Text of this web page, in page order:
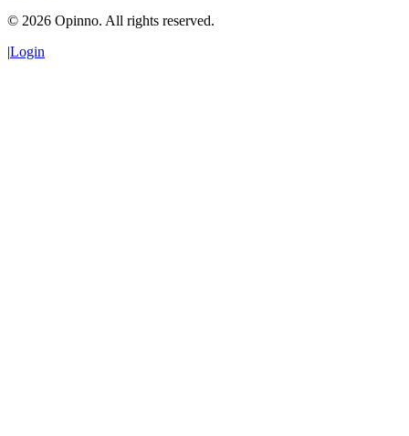
© 2026 Opinno. All rights reserved.
|Login